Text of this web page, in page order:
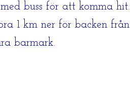
buss för att komma hit.
1 km ner för backen från
barmark.